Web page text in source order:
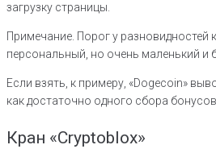
загрузку страницы.
Примечание. Порог у разновидностей
персональный, но очень маленький и
Если взять, к примеру, «Dogecoin»
как достаточно одного сбора
Кран «Cryptoblox»